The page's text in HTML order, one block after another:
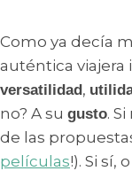
Como ya decía
auténtica viajera
versatilidad,
no? A su gusto.
de las
películas!). Si sí,